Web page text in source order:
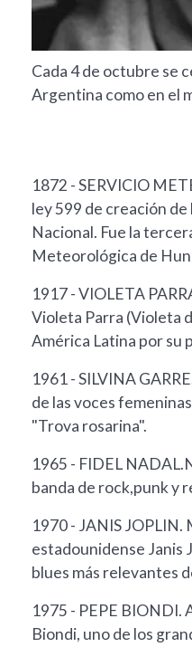
Cada 4 de octubre se
Argentina como en el
1872 - SERVICIO
ley 599 de creación
Nacional. Fue la
Meteorológica de
1917 - VIOLETA
Violeta Parra (Violeta
América Latina por su
1961 - SILVINA
de las voces
"Trova rosarina".
1965 - FIDEL
banda de rock,punk y
1970 - JANIS JOPLIN.
estadounidense Janis
blues más relevantes
1975 - PEPE BIONDI.
Biondi, uno de los